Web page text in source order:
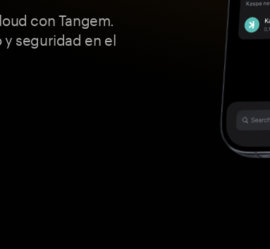
con Tangem.
seguridad en el